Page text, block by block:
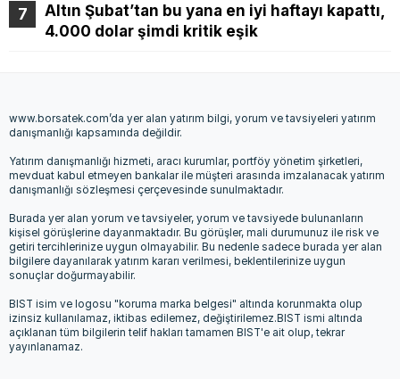
Altın Şubat’tan bu yana en iyi haftayı kapattı,
4.000 dolar şimdi kritik eşik
www.borsatek.com’da yer alan yatırım bilgi, yorum ve tavsiyeleri yatırım
danışmanlığı kapsamında değildir.
Yatırım danışmanlığı hizmeti, aracı kurumlar, portföy yönetim şirketleri,
mevduat kabul etmeyen bankalar ile müşteri arasında imzalanacak yatırım
danışmanlığı sözleşmesi çerçevesinde sunulmaktadır.
Burada yer alan yorum ve tavsiyeler, yorum ve tavsiyede bulunanların
kişisel görüşlerine dayanmaktadır. Bu görüşler, mali durumunuz ile risk ve
getiri tercihlerinize uygun olmayabilir. Bu nedenle sadece burada yer alan
bilgilere dayanılarak yatırım kararı verilmesi, beklentilerinize uygun
sonuçlar doğurmayabilir.
BIST isim ve logosu "koruma marka belgesi" altında korunmakta olup
izinsiz kullanılamaz, iktibas edilemez, değiştirilemez.BIST ismi altında
açıklanan tüm bilgilerin telif hakları tamamen BIST'e ait olup, tekrar
yayınlanamaz.